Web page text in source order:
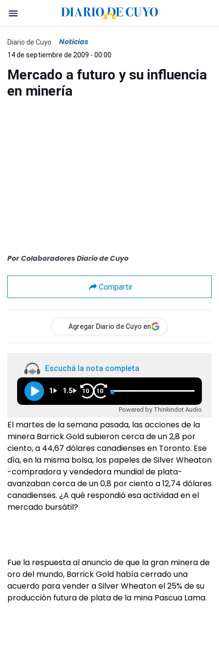
Diario de Cuyo Noticias
14 de septiembre de 2009 - 00:00
Mercado a futuro y su influencia
en minería
Por Colaboradores Diario de Cuyo
Compartir
Agregar Diario de Cuyo en
Escuchá la nota completa
1 1.5 10 10
Powered by Thinkindot Audio
El martes de la semana pasada, las acciones de la
minera Barrick Gold subieron cerca de un 2,8 por
ciento, a 44,67 dólares canadienses en Toronto. Ese
día, en la misma bolsa, los papeles de Silver Wheaton
-compradora y vendedora mundial de plata-
avanzaban cerca de un 0,8 por ciento a 12,74 dólares
canadienses. ¿A qué respondió esa actividad en el
mercado bursátil?
Fue la respuesta al anuncio de que la gran minera de
oro del mundo, Barrick Gold había cerrado una
acuerdo para vender a Silver Wheaton el 25% de su
producción futura de plata de la mina Pascua Lama.